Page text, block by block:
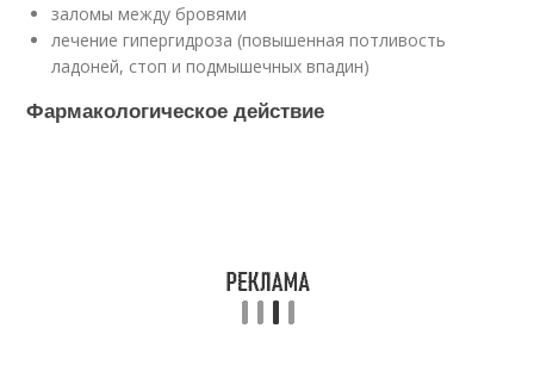
заломы между бровями
лечение гипергидроза (повышенная потливость
ладоней, стоп и подмышечных впадин)
Фармакологическое действие